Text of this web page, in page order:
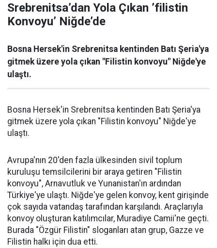
Srebrenitsa’dan Yola Çıkan ’filistin
Konvoyu’ Niğde’de
Bosna Hersek'in Srebrenitsa kentinden Batı Şeria'ya
gitmek üzere yola çıkan "Filistin konvoyu" Niğde'ye
ulaştı.
Bosna Hersek'in Srebrenitsa kentinden Batı Şeria'ya
gitmek üzere yola çıkan "Filistin konvoyu" Niğde'ye
ulaştı.
Avrupa'nın 20'den fazla ülkesinden sivil toplum
kuruluşu temsilcilerini bir araya getiren "Filistin
konvoyu", Arnavutluk ve Yunanistan'ın ardından
Türkiye'ye ulaştı. Niğde'ye gelen konvoy, kent girişinde
çok sayıda vatandaş tarafından karşılandı. Araçlarıyla
konvoy oluşturan katılımcılar, Muradiye Camii'ne geçti.
Burada "Özgür Filistin" sloganları atan grup, Gazze ve
Filistin halkı için dua etti.